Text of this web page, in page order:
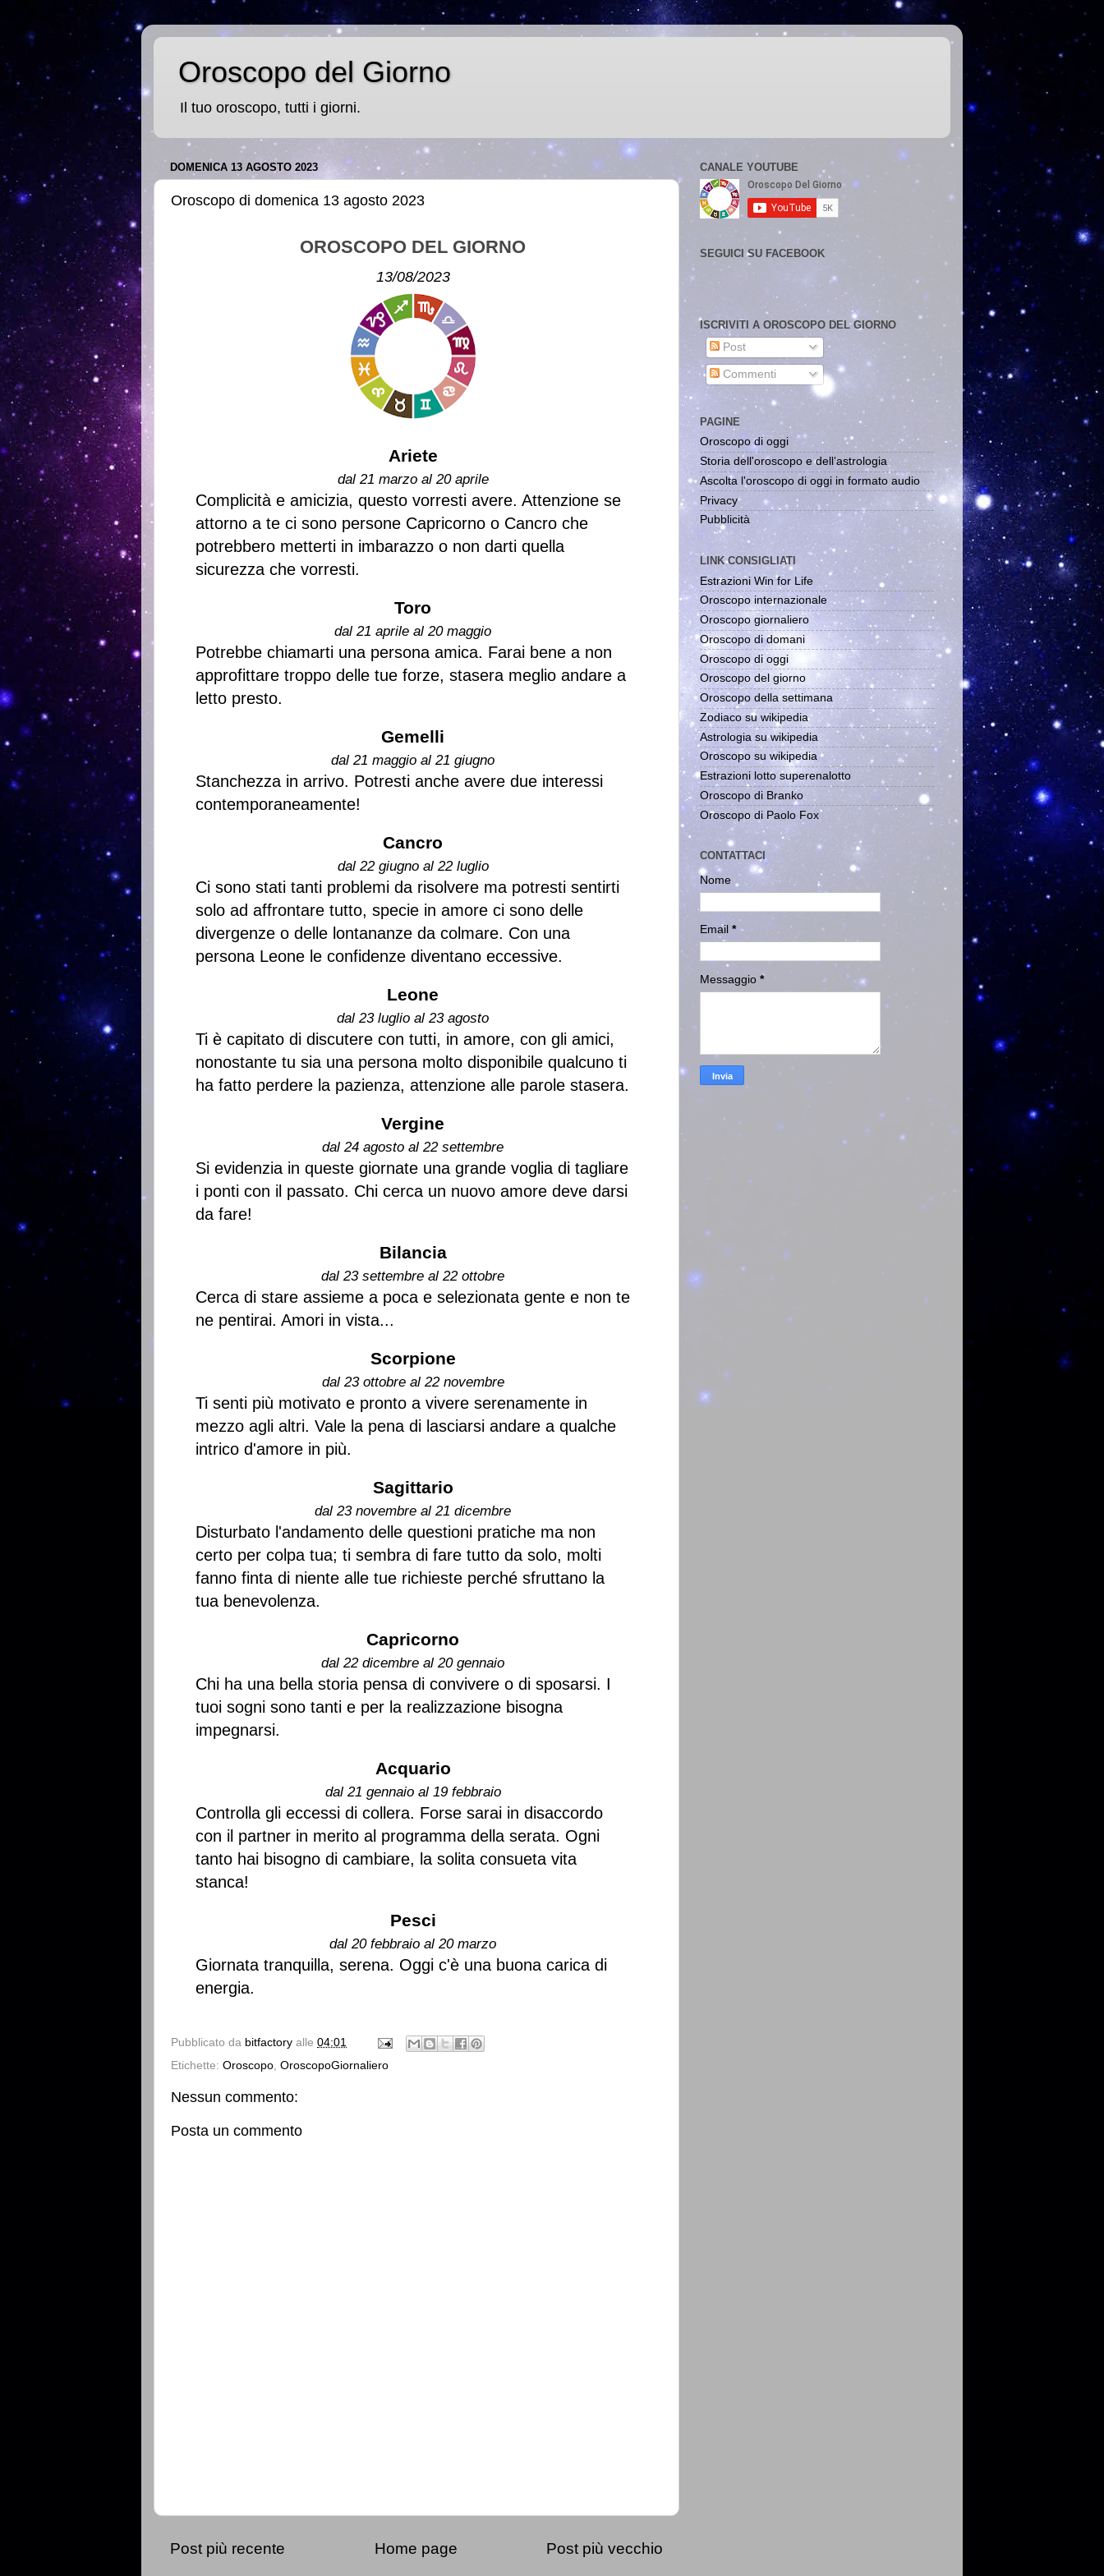
Oroscopo del Giorno
Il tuo oroscopo, tutti i giorni.
DOMENICA 13 AGOSTO 2023
Oroscopo di domenica 13 agosto 2023
OROSCOPO DEL GIORNO
13/08/2023
Ariete
dal 21 marzo al 20 aprile
Complicità e amicizia, questo vorresti avere. Attenzione se
attorno a te ci sono persone Capricorno o Cancro che
potrebbero metterti in imbarazzo o non darti quella
sicurezza che vorresti.
Toro
dal 21 aprile al 20 maggio
Potrebbe chiamarti una persona amica. Farai bene a non
approfittare troppo delle tue forze, stasera meglio andare a
letto presto.
Gemelli
dal 21 maggio al 21 giugno
Stanchezza in arrivo. Potresti anche avere due interessi
contemporaneamente!
Cancro
dal 22 giugno al 22 luglio
Ci sono stati tanti problemi da risolvere ma potresti sentirti
solo ad affrontare tutto, specie in amore ci sono delle
divergenze o delle lontananze da colmare. Con una
persona Leone le confidenze diventano eccessive.
Leone
dal 23 luglio al 23 agosto
Ti è capitato di discutere con tutti, in amore, con gli amici,
nonostante tu sia una persona molto disponibile qualcuno ti
ha fatto perdere la pazienza, attenzione alle parole stasera.
Vergine
dal 24 agosto al 22 settembre
Si evidenzia in queste giornate una grande voglia di tagliare
i ponti con il passato. Chi cerca un nuovo amore deve darsi
da fare!
Bilancia
dal 23 settembre al 22 ottobre
Cerca di stare assieme a poca e selezionata gente e non te
ne pentirai. Amori in vista...
Scorpione
dal 23 ottobre al 22 novembre
Ti senti più motivato e pronto a vivere serenamente in
mezzo agli altri. Vale la pena di lasciarsi andare a qualche
intrico d'amore in più.
Sagittario
dal 23 novembre al 21 dicembre
Disturbato l'andamento delle questioni pratiche ma non
certo per colpa tua; ti sembra di fare tutto da solo, molti
fanno finta di niente alle tue richieste perché sfruttano la
tua benevolenza.
Capricorno
dal 22 dicembre al 20 gennaio
Chi ha una bella storia pensa di convivere o di sposarsi. I
tuoi sogni sono tanti e per la realizzazione bisogna
impegnarsi.
Acquario
dal 21 gennaio al 19 febbraio
Controlla gli eccessi di collera. Forse sarai in disaccordo
con il partner in merito al programma della serata. Ogni
tanto hai bisogno di cambiare, la solita consueta vita
stanca!
Pesci
dal 20 febbraio al 20 marzo
Giornata tranquilla, serena. Oggi c'è una buona carica di
energia.
Pubblicato da bitfactory alle 04:01
Etichette: Oroscopo OroscopoGiornaliero
Nessun commento:
Posta un commento
Post più recente Post più vecchio
Home page
CANALE YOUTUBE
SEGUICI SU FACEBOOK
ISCRIVITI A OROSCOPO DEL GIORNO
Post
Commenti
PAGINE
Oroscopo di oggi
Storia dell'oroscopo e dell'astrologia
Ascolta l'oroscopo di oggi in formato audio
Privacy
Pubblicità
LINK CONSIGLIATI
Estrazioni Win for Life
Oroscopo internazionale
Oroscopo giornaliero
Oroscopo di domani
Oroscopo di oggi
Oroscopo del giorno
Oroscopo della settimana
Zodiaco su wikipedia
Astrologia su wikipedia
Oroscopo su wikipedia
Estrazioni lotto superenalotto
Oroscopo di Branko
Oroscopo di Paolo Fox
CONTATTACI
Nome
Email *
Messaggio *